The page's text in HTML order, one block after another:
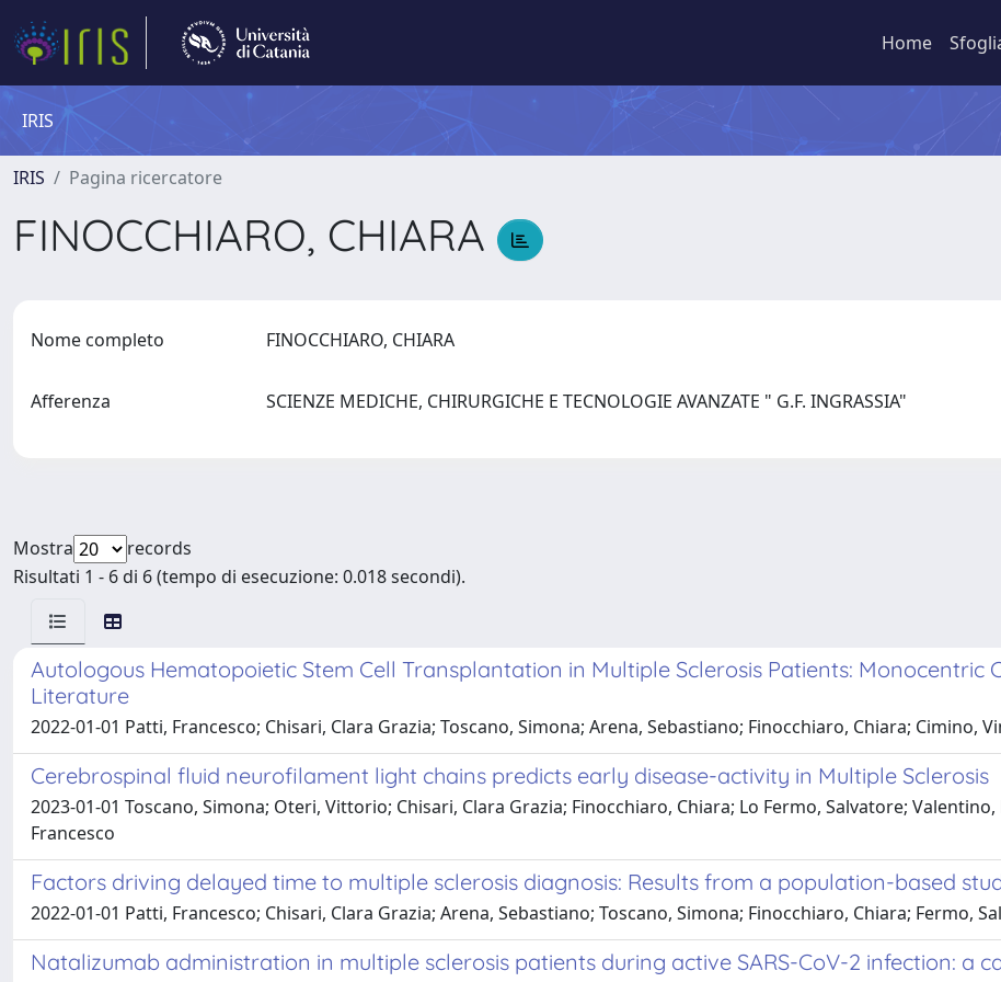
Home
IRIS
IRIS Pagina ricercatore
FINOCCHIARO, CHIARA
Nome completo FINOCCHIARO, CHIARA
Afferenza SCIENZE MEDICHE, CHIRURGICHE E TECNOLOGIE AVANZATE " G.F. INGRASSIA"
Mostra
records
Risultati 1 - 6 di 6 (tempo di esecuzione: 0.018 secondi).
Autologous Hematopoietic Stem Cell Transplantation in Multiple Sclerosis Patients: Monocentric
Literature
2022-01-01 Patti, Francesco; Chisari, Clara Grazia; Toscano, Simona; Arena, Sebastiano; Finocchiaro, Chiara; Cimino,
Cerebrospinal fluid neurofilament light chains predicts early disease-activity in Multiple Sclerosis
2023-01-01 Toscano, Simona; Oteri, Vittorio; Chisari, Clara Grazia; Finocchiaro, Chiara; Lo Fermo, Salvatore;
Francesco
Factors driving delayed time to multiple sclerosis diagnosis: Results from a population-based
2022-01-01 Patti, Francesco; Chisari, Clara Grazia; Arena, Sebastiano; Toscano, Simona; Finocchiaro, Chiara; Fermo,
Natalizumab administration in multiple sclerosis patients during active SARS-CoV-2 infection: a